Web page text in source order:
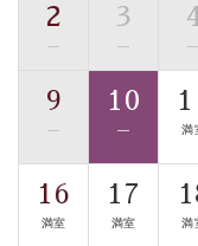
む貸切温泉風呂で
トな空間をお愉し
【旅】
■諏訪大社4社を巡
豊富な知識を持っ
案内します。 事前
は【3日前まで】
2
—
3
— —
9
—
10
— 満
16
満室
17
満室 満